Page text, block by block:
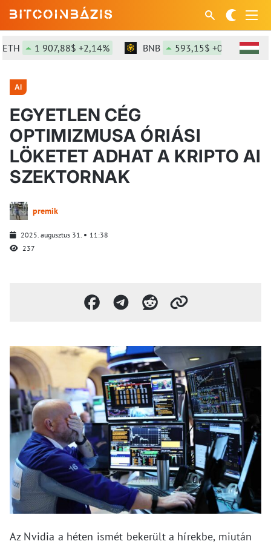
1 907,88$ +2,14% BNB 593,15$ +0,09%
AI
EGYETLEN CÉG
OPTIMIZMUSA ÓRIÁSI
LÖKETET ADHAT A KRIPTO AI
SZEKTORNAK
premik
2025. augusztus 31.
11:38
237
Az Nvidia a héten ismét bekerült a hírekbe, miután